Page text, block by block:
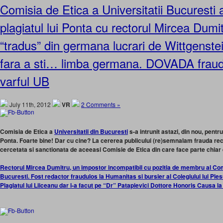
Comisia de Etica a Universitatii Bucuresti
plagiatul lui Ponta cu rectorul Mircea
“tradus” din germana lucrari de
fara a sti… limba germana. DOVADA
varful UB
July 11th, 2012 VR 2 Comments »
Comisia de Etica a Universitatii din Bucurestis-a intrunit astazi, din nou,
Ponta. Foarte bine! Dar cu cine? La cererea publicului (re)semnalam frauda
cercetata si sanctionata de aceeasi Comisie de Etica din care face parte chiar
Rectorul Mircea Dumitru, un impostor incompatibil cu pozitia de membru al
Bucuresti. Fost redactor fraudulos la Humanitas si bursier al Colegiului lui
Plagiatul lui Liiceanu dar l-a facut pe “Dr” Patapievici Dottore Honoris Causa la